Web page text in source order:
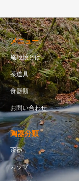
メニュー
庵地焼とは
茶道具
食器類
お問い合わせ
陶器分類
茶器
カップ